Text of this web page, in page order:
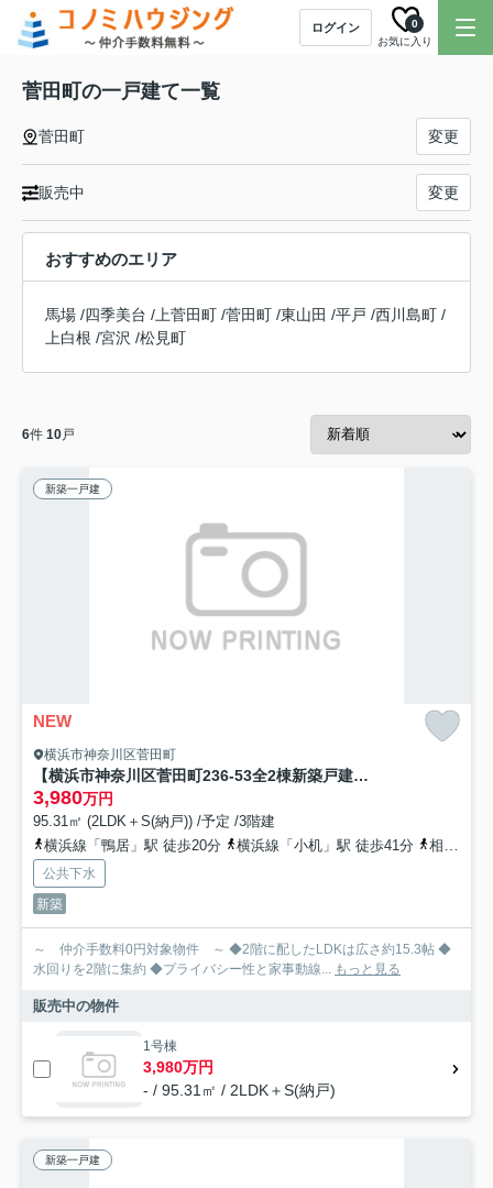
ログイン
お気に入り
0
菅田町の一戸建て一覧
菅田町 変更
販売中 変更
おすすめのエリア
馬場 /四季美台 / 上菅田町 /菅田町 /東山田 /平戸 /西川島町 /
上白根 /宮沢 /松見町
6件 10戸
新築一戸建
NEW
横浜市神奈川区菅田町
【横浜市神奈川区菅田町236-53全2棟新築戸建て】★仲介手数料無料★（菅田の丘小学校・菅田中学校）
3,980万円
95.31㎡ (2LDK＋S(納戸)) /予定 /3階建
横浜線「鴨居」駅 徒歩20分
横浜線「小机」駅 徒歩41分 相模鉄道相鉄新横浜「羽沢横浜国大」駅 徒歩46分
公共下水
新築
～ 仲介手数料0円対象物件 ～ ◆2階に配したLDKは広さ約15.3帖 ◆
水回りを2階に集約 ◆プライバシー性と家事動線... もっと見る
販売中の物件
1号棟
3,980万円
- / 95.31㎡ / 2LDK＋S(納戸)
新築一戸建